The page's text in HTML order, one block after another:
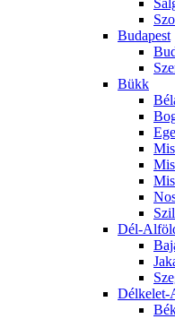
Budapest
Bükk
Dél-
Délkelet-